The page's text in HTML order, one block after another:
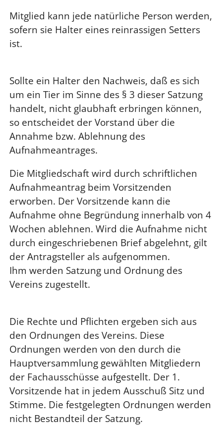
Mitglied kann jede natürliche Person werden,
sofern sie Halter eines reinrassigen Setters
ist.
Sollte ein Halter den Nachweis, daß es sich
um ein Tier im Sinne des § 3 dieser Satzung
handelt, nicht glaubhaft erbringen können,
so entscheidet der Vorstand über die
Annahme bzw. Ablehnung des
Aufnahmeantrages.
Die Mitgliedschaft wird durch schriftlichen
Aufnahmeantrag beim Vorsitzenden
erworben. Der Vorsitzende kann die
Aufnahme ohne Begründung innerhalb von 4
Wochen ablehnen. Wird die Aufnahme nicht
durch eingeschriebenen Brief abgelehnt, gilt
der Antragsteller als aufgenommen.
Ihm werden Satzung und Ordnung des
Vereins zugestellt.
Die Rechte und Pflichten ergeben sich aus
den Ordnungen des Vereins. Diese
Ordnungen werden von den durch die
Hauptversammlung gewählten Mitgliedern
der Fachausschüsse aufgestellt. Der 1.
Vorsitzende hat in jedem Ausschuß Sitz und
Stimme. Die festgelegten Ordnungen werden
nicht Bestandteil der Satzung.